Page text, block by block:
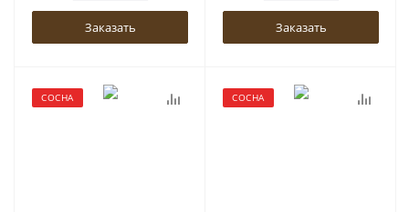
Заказать Заказать
СОСНА СОСНА